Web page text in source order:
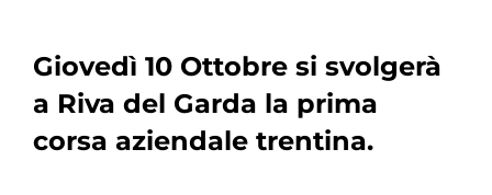
Giovedì 10 Ottobre si svolgerà
a Riva del Garda la prima
corsa aziendale trentina.